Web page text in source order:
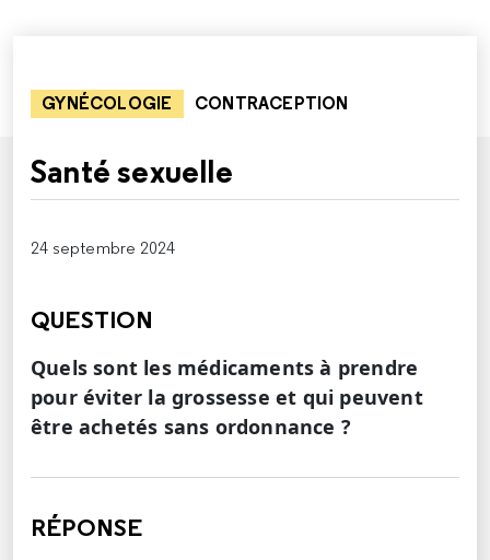
GYNÉCOLOGIE CONTRACEPTION
Santé sexuelle
24 septembre 2024
QUESTION
Quels sont les médicaments à prendre
pour éviter la grossesse et qui peuvent
être achetés sans ordonnance ?
RÉPONSE